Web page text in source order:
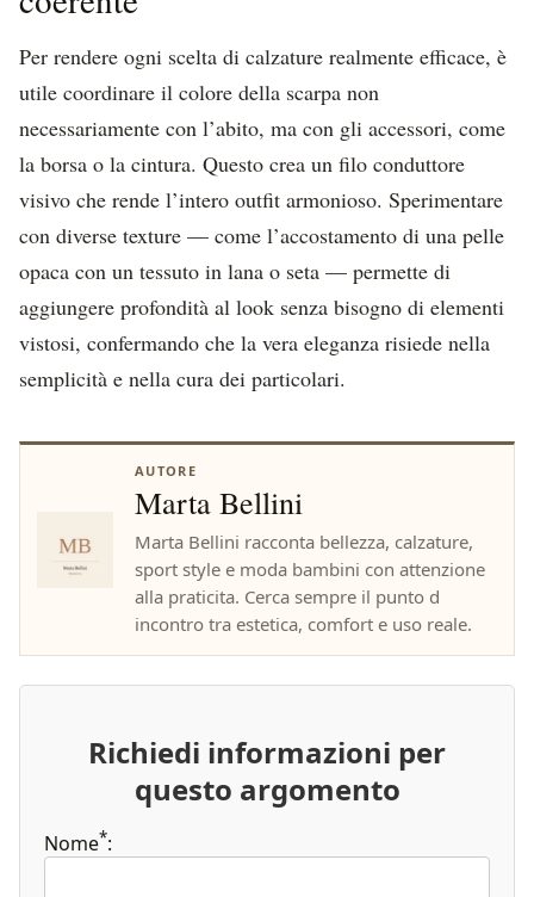
Per rendere ogni scelta di calzature realmente efficace, è
utile coordinare il colore della scarpa non
necessariamente con l’abito, ma con gli accessori, come
la borsa o la cintura. Questo crea un filo conduttore
visivo che rende l’intero outfit armonioso. Sperimentare
con diverse texture — come l’accostamento di una pelle
opaca con un tessuto in lana o seta — permette di
aggiungere profondità al look senza bisogno di elementi
vistosi, confermando che la vera eleganza risiede nella
semplicità e nella cura dei particolari.
AUTORE
Marta Bellini
Marta Bellini racconta bellezza, calzature,
sport style e moda bambini con attenzione
alla praticita. Cerca sempre il punto d
incontro tra estetica, comfort e uso reale.
Richiedi informazioni per
questo argomento
Nome*: